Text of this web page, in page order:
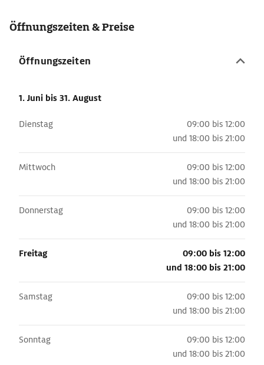
Öffnungszeiten & Preise
Öffnungszeiten
1. Juni bis 31. August
Dienstag
09:00 bis 12:00
und 18:00 bis 21:00
Mittwoch
09:00 bis 12:00
und 18:00 bis 21:00
Donnerstag
09:00 bis 12:00
und 18:00 bis 21:00
Freitag
09:00 bis 12:00
und 18:00 bis 21:00
Samstag
09:00 bis 12:00
und 18:00 bis 21:00
Sonntag
09:00 bis 12:00
und 18:00 bis 21:00